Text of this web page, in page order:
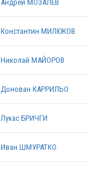
Андрей МОЗАЛЁВ
Константин МИЛЮКОВ
Николай МАЙОРОВ
Донован КАРРИЛЬО
Лукас БРИЧГИ
Иван ШМУРАТКО